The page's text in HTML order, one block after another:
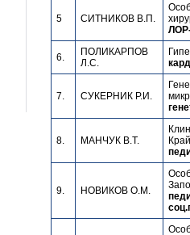
5 СИТНИКОВ В.П.
6.
ПОЛИКАРПОВ
Л.С.
7. СУКЕРНИК Р.И.
8. МАНЧУК В.Т.
9. НОВИКОВ О.М.